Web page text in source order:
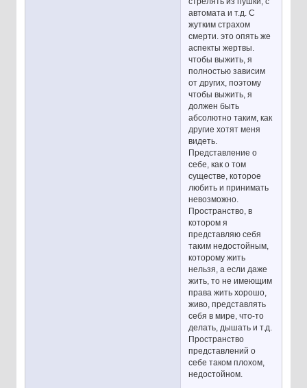
автомата и т.д. С
жутким страхом
смерти. это опять же
аспекты жертвы.
чтобы выжить, я
полностью зависим
от других, поэтому
чтобы выжить, я
должен быть
абсолютно таким, как
другие хотят меня
видеть.
Представление о
себе, как о том
существе, которое
любить и принимать
невозможно.
Пространство, в
котором я
представляю себя
таким недостойным,
которому жить
нельзя, а если даже
жить, то не имеющим
права жить хорошо,
живо, представлять
себя в мире, что-то
делать, дышать и т.д.
Пространство
представлений о
себе таком плохом,
недостойном.